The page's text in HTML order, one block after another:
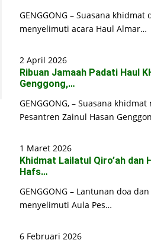
GENGGONG – Suasana
menyelimuti acara Haul Almar…
2 April 2026
Ribuan Jamaah Padati Haul
Genggong,…
GENGGONG, – Suasana
Pesantren Zainul Hasan
1 Maret 2026
Khidmat Lailatul Qiro’ah dan
Hafs…
GENGGONG – Lantunan doa
menyelimuti Aula Pes…
6 Februari 2026